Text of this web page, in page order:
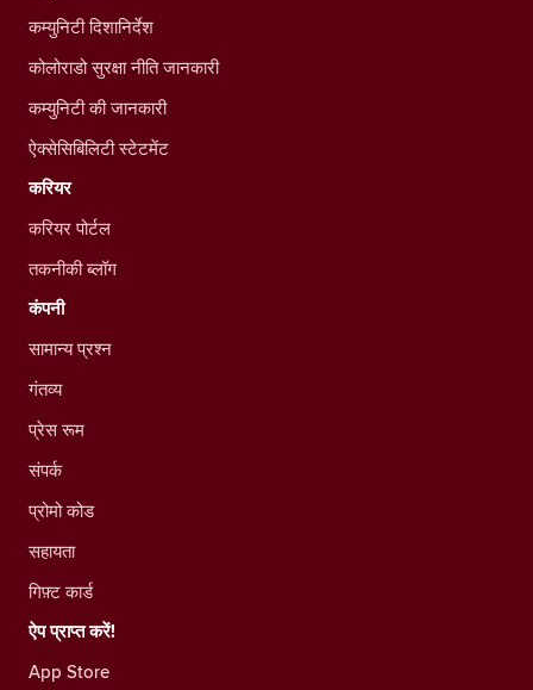
कम्युनिटी दिशानिर्देश
कोलोराडो सुरक्षा नीति जानकारी
कम्युनिटी की जानकारी
ऐक्सेसिबिलिटी स्टेटमेंट
करियर
करियर पोर्टल
तकनीकी ब्लॉग
कंपनी
सामान्य प्रश्न
गंतव्य
प्रेस रूम
संपर्क
प्रोमो कोड
सहायता
गिफ़्ट कार्ड
ऐप प्राप्त करें!
App Store